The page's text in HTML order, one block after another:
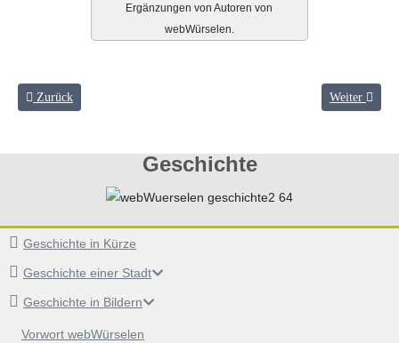
Geschichte
Geschichte in Kürze
Geschichte einer Stadt
Geschichte in Bildern
Vorwort webWürselen
Ergänzungen von Autoren von
webWürselen.
Vorheriger Beitrag: Ansichten und Bauwerke S. 30 - 39
Zurück Nächster
Weiter